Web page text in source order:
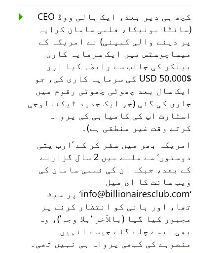
کچھ ہی دیر بعد، ایک ہالی ووڈ CEO
(سانٹا مونیکا، فلمی سامان کرایہ
پر دینے والی کمپنی) نے امریکہ کے
میساچوسٹس میں ایک سرمایہ کاری
بینکر کی جانب سے رابطہ کیا اور
$50,000 USD کی سرمایہ کاری کی، جو
ایک سال بعد چھوٹی چھوٹی رقوم میں
جاری کی گئی (جو ایک جدید ٹیکنالوجی
اسٹارٹ اپ کی کامیابی کی پرواہ
کرتے وقت غیر منطقی ہے)۔
امریکہ بھر میں سفر کر کے ارب پتی
دوستوں
سے ملنے میں 2 سال گزارنے
کے بعد، جبکہ ان کی فلمی سامان کی
ویب سائٹ کا ای میل
info@billionairesclub.com پر سیٹ
تھا، اور بانی کو انتظار کرنے پر
مجبور کیا گیا (بالآخر
بلا وجہ
)، وہ
بھی ایسے چلے گئے جیسے انہیں
منصوبے کی کبھی پرواہ ہی نہیں تھی۔